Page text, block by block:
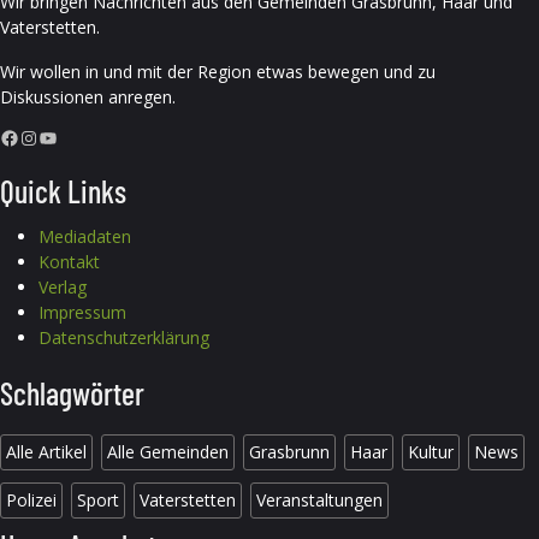
Vaterstetten.
Wir wollen in und mit der Region etwas bewegen und zu
Diskussionen anregen.
Facebook InstagramYouTube
Quick Links
Mediadaten
Kontakt
Verlag
Impressum
Datenschutzerklärung
Schlagwörter
Alle Artikel Alle Gemeinden Grasbrunn Haar Kultur News
Polizei Sport Vaterstetten Veranstaltungen